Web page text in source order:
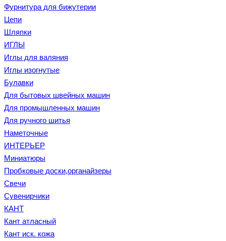
Фурнитура для бижутерии
Цепи
Шляпки
ИГЛЫ
Иглы для валяния
Иглы изогнутые
Булавки
Для бытовых швейных машин
Для промышленных машин
Для ручного шитья
Наметочные
ИНТЕРЬЕР
Миниатюры
Пробковые доски,органайзеры
Свечи
Сувенирчики
КАНТ
Кант атласный
Кант иск. кожа